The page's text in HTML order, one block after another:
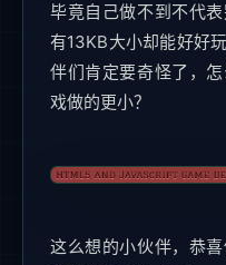
毕竟自己做不到不代
有13KB大小却能好好
伴们肯定要奇怪了，
戏做的更小？
这么想的小伙伴，恭